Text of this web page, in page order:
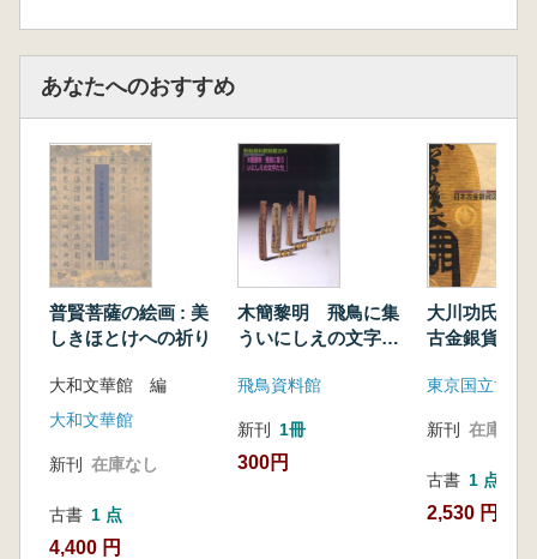
あなたへのおすすめ
普賢菩薩の絵画 : 美
しきほとけへの祈り
大和文華館 編
大和文華館
新刊 在庫なし
古書 1 点
4,400 円
木簡黎明 飛鳥に集
ういにしえの文字た
飛鳥資料館
新刊 1冊
300円
大川功氏寄
古金銀貨図録
東京国立博物
新刊 在庫なし
古書 1 点
2,530 円